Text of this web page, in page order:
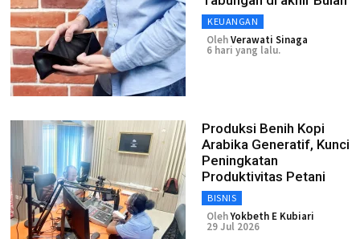
KEUANGAN
OlehVerawati Sinaga
6 hari yang lalu.
Produksi Benih Kopi
Arabika Generatif, Kunci
Peningkatan
Produktivitas Petani
BISNIS
OlehYokbeth E Kubiari
29 Jul 2026